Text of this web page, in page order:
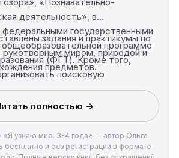
деятельность», в
государственными
программе
(ФГТ). Кроме того,
поисковую
по авторской программе О.В.
в мире поиска» в детском саду,
задания и практикумы по
рукотворным миром, природой и
предметов.
полностью →
«Я узнаю мир. 3-4 года» — автор Ольга
бесплатно и без регистрации в формате